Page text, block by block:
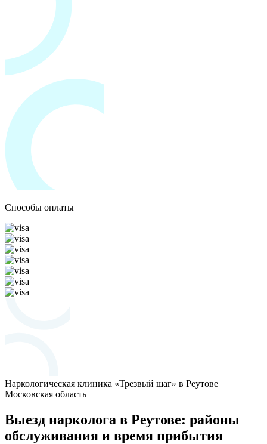
Способы оплаты
Наркологическая клиника «Трезвый шаг» в Реутове
Московская область
Выезд нарколога в Реутове: районы
обслуживания и время прибытия